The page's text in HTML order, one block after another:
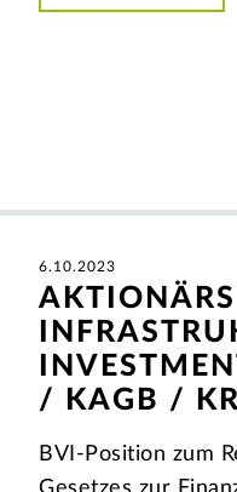
6.10.2023
/ KAGB /
BVI-Position zum